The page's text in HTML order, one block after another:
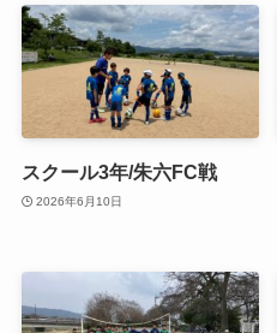
スクール3年/朱六FC戦
2026年6月10日